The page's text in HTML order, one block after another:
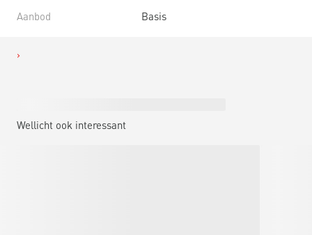
Aanbod Basis
Wellicht ook interessant